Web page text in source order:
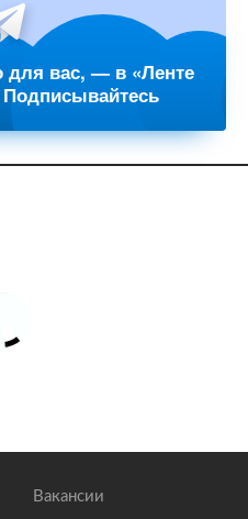
для вас, — в «Ленте
Вакансии